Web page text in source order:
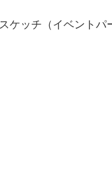
ッチ（イベント